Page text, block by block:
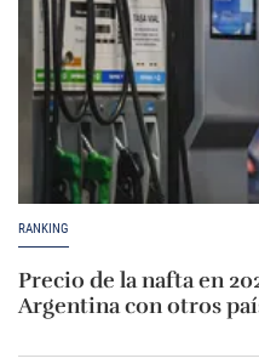
RANKING
Precio de la nafta en
Argentina con otros